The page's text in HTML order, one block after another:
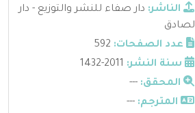
الناشر: دار صفاء للنشر والتوزيع - دار
عدد الصفحات:
سنة النشر:
المحقق: ---
المترجم: ---